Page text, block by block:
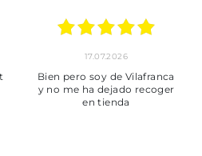
Todo bien